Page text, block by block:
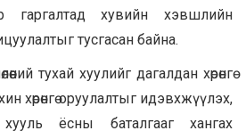
гаргалтад хувийн хэвшлийн
тусгасан байна.
тухай хуулийг дагалдан хөрөнгө
хөрөнгө оруулалтыг идэвхжүүлэх,
хууль ёсны баталгааг хангах